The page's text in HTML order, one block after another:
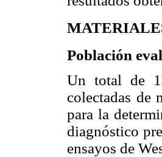
Población
Un total de
colectadas de
para la
diagnóstico
ensayos de